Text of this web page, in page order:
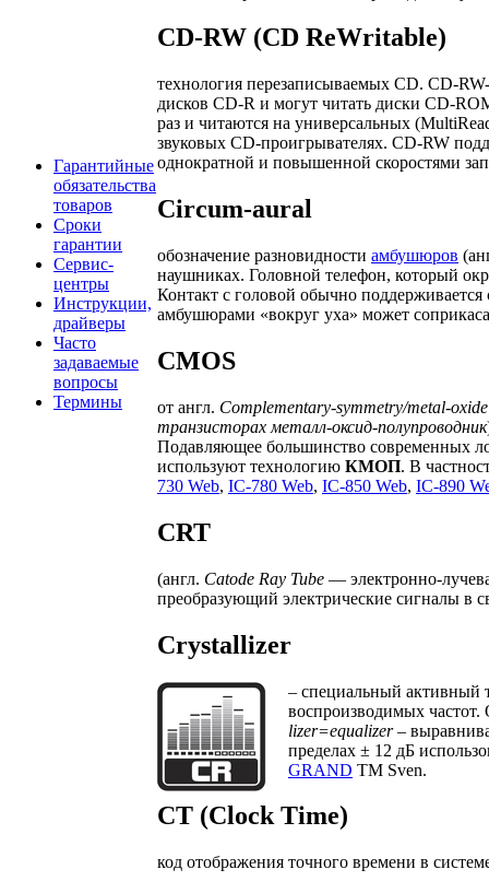
Гарантийные
обязательства
товаров
Сроки
гарантии
Сервис-
центры
Инструкции,
драйверы
Часто
задаваемые
вопросы
Термины
CD-RW (CD ReWritable)
технология перезаписываемых CD. CD-
дисков CD-R и могут читать диски CD-
раз и читаются на универсальных
звуковых CD-проигрывателях. CD-RW
однократной и повышенной скоростями
Circum-aural
обозначение разновидности амбушюров
наушниках. Головной телефон, который
Контакт с головой обычно
амбушюрами «вокруг уха» может
CMOS
от англ. Complementary-symmetry/metal-
транзисторах металл-оксид-полупроводник
Подавляющее большинство современных
используют технологию КМОП. В
730 Web, IC-780 Web, IC-850 Web, IC-890
CRT
(англ. Catode Ray Tube — электронно-
преобразующий электрические сигналы в
Crystallizer
– специальный активный
воспроизводимых
lizer=equalizer –
пределах ± 12 дБ
GRAND TM Sven.
CT (Clock Time)
код отображения точного времени в